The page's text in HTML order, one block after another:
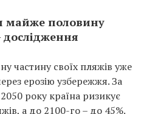
майже половину
дослідження
частину своїх пляжів уже
ерозію узбережжя. За
року країна ризикує
а до 2100-го – до 45%.